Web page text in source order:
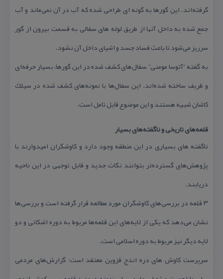
گرفته‌اند. این گورها به گونه ای طراحی شده كه آب در آن نمی‌ماند و آب
جمع شده به داخل آنها از طریق لوله های سفالی به قسمت بیرون از گور
سرریز می‌شود تا باعث فساد جسد و اشیای داخل آن نشود.
به گفته “آتوسا مومنی” سفال‌های كشف شده در این گورها، بسیار حرفه‌ای
و ظریف ساخته شده‌اند. این سفال‌ها با نمونه‌های كشف شده در سیلك
كاشان شبیه هستند و این موضوع قابل تامل است.
قلعه‌های تاریخی و ناگفته‌های بسیار
ناگفته های بسیاری در این منطقه وجود دارد و كاوشگران امیدوارند با
پژوهش‌های گسترده‌تر بتوانند نكات جدید و قابل توجهی در این ناحیه
دریابند.
۳ قلعه در بررسی‌های كاوشگران مورد مطالعه قرار گرفته است و بررسی‌ها
نشان می‌دهد كه یكی از لایه‌های این قلعه‌ها مربوط به دوره اشكانی و دو
لایه دیگر نیز مربوط به دوره اسلامی است.
سرپرست كاوش های دره اندج قزوین معتقد است: گزارش‌های مردمی